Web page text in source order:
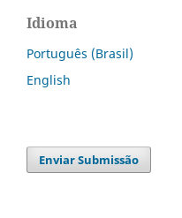
Idioma
Português (Brasil)
English
Enviar Submissão